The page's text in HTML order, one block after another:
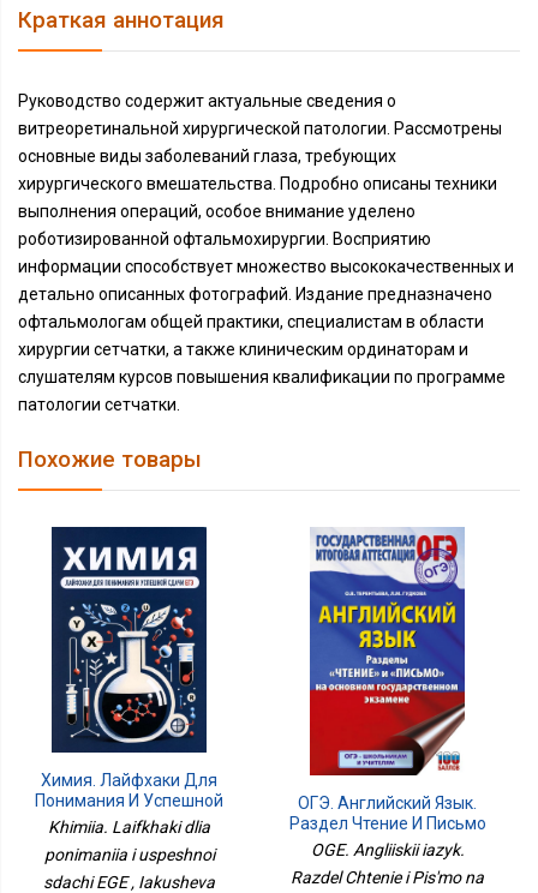
Краткая аннотация
Руководство содержит актуальные сведения о
витреоретинальной хирургической патологии. Рассмотрены
основные виды заболеваний глаза, требующих
хирургического вмешательства. Подробно описаны техники
выполнения операций, особое внимание уделено
роботизированной офтальмохирургии. Восприятию
информации способствует множество высококачественных и
детально описанных фотографий. Издание предназначено
офтальмологам общей практики, специалистам в области
хирургии сетчатки, а также клиническим ординаторам и
слушателям курсов повышения квалификации по программе
патологии сетчатки.
Похожие товары
Химия. Лайфхаки Для
Понимания И Успешной
Сдачи ЕГЭ
Khimiia. Laifkhaki dlia
ponimaniia i uspeshnoi
sdachi EGE , Iakusheva
ОГЭ. Английский Язык.
Раздел Чтение И Письмо
На Основном
Государственном
Экзамене
OGE. Angliiskii iazyk.
Razdel Chtenie i Pis'mo na